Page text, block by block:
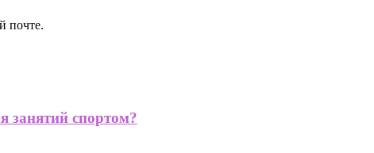
почте.
занятий спортом?